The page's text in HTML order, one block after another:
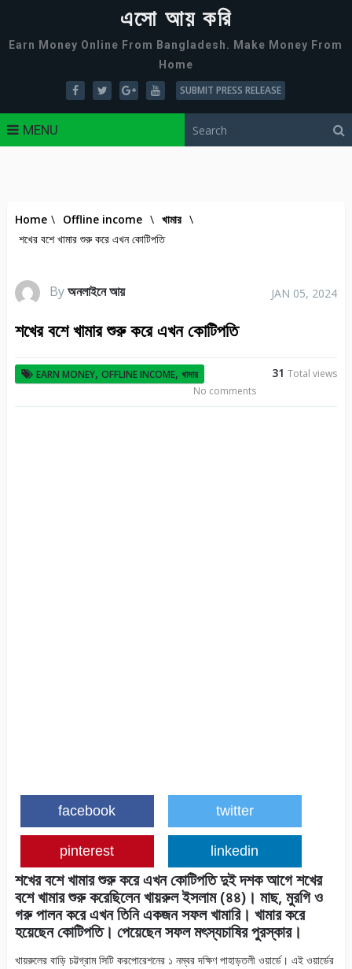
এসো আয় করি
Earn Money Online From Bangladesh. Make Money From
Home
SUBMIT PRESS RELEASE
MENU
Home \ Offline income \ খামার \
শখের বশে খামার শুরু করে এখন কোটিপতি
Byঅনলাইনে আয় JAN 05, 2024
শখের বশে খামার শুরু করে এখন কোটিপতি
EARN MONEY, OFFLINE INCOME, খামার 31Total views
No comments
facebook twitter
pinterest linkedin
শখের বশে খামার শুরু করে এখন কোটিপতি দুই দশক আগে শখের
বশে খামার শুরু করেছিলেন খায়রুল ইসলাম (৪৪)। মাছ, মুরগি ও
গরু পালন করে এখন তিনি একজন সফল খামারি। খামার করে
হয়েছেন কোটিপতি। পেয়েছেন সফল মৎস্যচাষির পুরস্কার।
খায়রুলের বাড়ি চট্টগ্রাম সিটি করপোরেশনের ১ নম্বর দক্ষিণ পাহাড়তলী ওয়ার্ডে। এই ওয়ার্ডের